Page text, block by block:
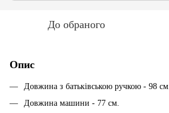
До обраного
Опис
Довжина з батьківською ручкою - 98 см.
Довжина машини - 77 см.